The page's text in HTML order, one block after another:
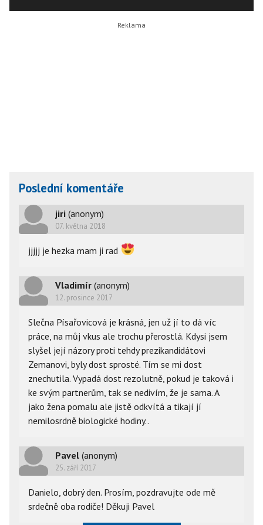
Poslední komentáře
jiri (anonym)
07. května 2018
jjjjj je hezka mam ji rad
Vladimír (anonym)
12. prosince 2017
Slečna Písařovicová je krásná, jen už jí to dá víc
práce, na můj vkus ale trochu přerostlá. Kdysi jsem
slyšel její názory proti tehdy prezikandidátovi
Zemanovi, byly dost sprosté. Tím se mi dost
znechutila. Vypadá dost rezolutně, pokud je taková i
ke svým partnerům, tak se nedivím, že je sama. A
jako žena pomalu ale jistě odkvítá a tikají jí
nemilosrdně biologické hodiny..
Pavel (anonym)
25. září 2017
Danielo, dobrý den. Prosím, pozdravujte ode mě
srdečně oba rodiče! Děkuji Pavel